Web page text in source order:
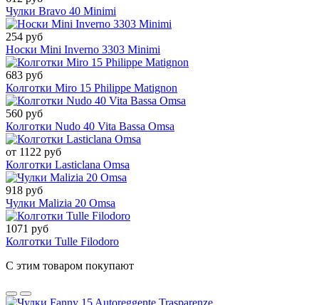
Чулки Bravo 40 Minimi
254 руб
Носки Mini Inverno 3303 Minimi
683 руб
Колготки Miro 15 Philippe Matignon
560 руб
Колготки Nudo 40 Vita Bassa Omsa
от 1122 руб
Колготки Lasticlana Omsa
918 руб
Чулки Malizia 20 Omsa
1071 руб
Колготки Tulle Filodoro
С этим товаром покупают